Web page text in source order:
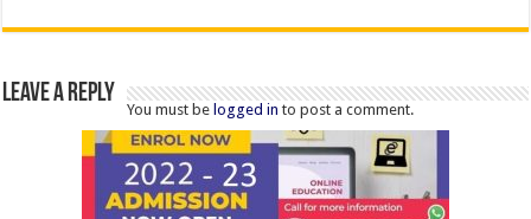
Leave a Reply
You must belogged in to post a comment.